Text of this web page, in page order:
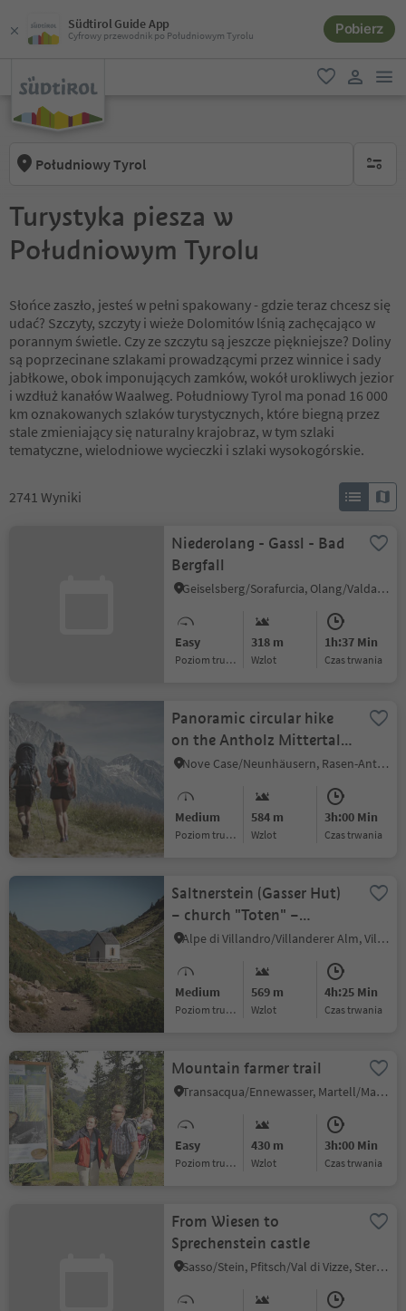
Südtirol Guide App
Cyfrowy przewodnik po Południowym Tyrolu Pobierz
ulubione
Południowy Tyrol brak
Turystyka piesza w
Południowym Tyrolu
Słońce zaszło, jesteś w pełni spakowany - gdzie teraz chcesz się
udać? Szczyty, szczyty i wieże Dolomitów lśnią zachęcająco w
porannym świetle. Czy ze szczytu są jeszcze piękniejsze? Doliny
są poprzecinane szlakami prowadzącymi przez winnice i sady
jabłkowe, obok imponujących zamków, wokół urokliwych jezior
i wzdłuż kanałów Waalweg. Południowy Tyrol ma ponad 16 000
km oznakowanych szlaków turystycznych, które biegną przez
stale zmieniający się naturalny krajobraz, w tym szlaki
tematyczne, wielodniowe wycieczki i szlaki wysokogórskie.
2741 Wyniki
Niederolang - Gassl - Bad
Bergfall
Geiselsberg/Sorafurcia, Olang/Valdaora, Dolomites Region Kronplatz/Plan de Corones
Easy
Poziom trudności
318 m
Wzlot
1h:37 Min
czas trwania
Panoramic circular hike
on the Antholz Mittertal
High Walk
Nove Case/Neunhäusern, Rasen-Antholz/Rasun Anterselva, Dolomites Region Kronplatz/Plan de Corones
Medium
Poziom trudności
584 m
Wzlot
3h:00 Min
czas trwania
Saltnerstein (Gasser Hut)
– church "Toten" –
Saltnerstein
Alpe di Villandro/Villanderer Alm, Villanders/Villandro, Brixen/Bressanone and environs
Medium
Poziom trudności
569 m
Wzlot
4h:25 Min
czas trwania
Mountain farmer trail
Transacqua/Ennewasser, Martell/Martello, Vinschgau/Val Venosta
Easy
Poziom trudności
430 m
Wzlot
3h:00 Min
czas trwania
From Wiesen to
Sprechenstein castle
Sasso/Stein, Pfitsch/Val di Vizze, Sterzing/Vipiteno and environs